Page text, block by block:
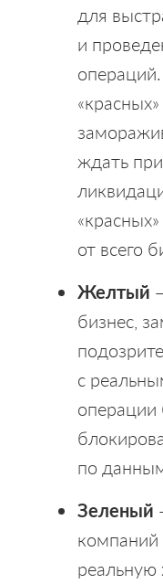
для
и
ждать
от всего
Желтый
бизнес,
с
операции
по
Зеленый
реальную